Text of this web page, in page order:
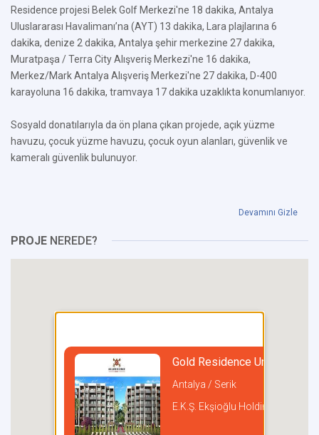
Residence projesi Belek Golf Merkezi'ne 18 dakika, Antalya
Uluslararası Havalimanı’na (AYT) 13 dakika, Lara plajlarına 6
dakika, denize 2 dakika, Antalya şehir merkezine 27 dakika,
Muratpaşa / Terra City Alışveriş Merkezi'ne 16 dakika,
Merkez/Mark Antalya Alışveriş Merkezi'ne 27 dakika, D-400
karayoluna 16 dakika, tramvaya 17 dakika uzaklıkta konumlanıyor.
Sosyald donatılarıyla da ön plana çıkan projede, açık yüzme
havuzu, çocuk yüzme havuzu, çocuk oyun alanları, güvenlik ve
kameralı güvenlik bulunuyor.
Devamını Gizle
PROJE NEREDE?
Gold Residence Urkay
Antalya / Serik
E.K.Ş. Ekşioğlu Holding